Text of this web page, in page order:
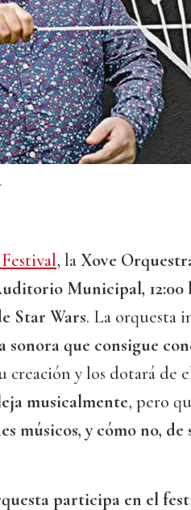
, laXove
Municipal, 12:00
Star Wars. La orquesta
sonora que consigue
creación y los dotará de
musicalmente, pero
músicos, y cómo no,
participa en el